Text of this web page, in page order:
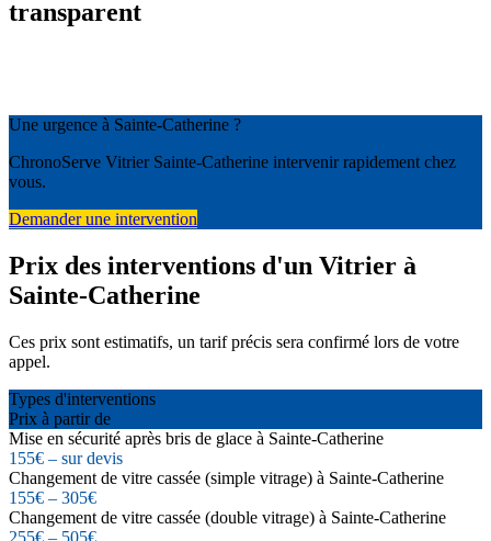
transparent
Une urgence à Sainte-Catherine ?
ChronoServe Vitrier Sainte-Catherine intervenir rapidement chez
vous.
Demander une intervention
Prix des interventions d'un Vitrier à
Sainte-Catherine
Ces prix sont estimatifs, un tarif précis sera confirmé lors de votre
appel.
Types d'interventions
Prix à partir de
Mise en sécurité après bris de glace à Sainte-Catherine
155€ – sur devis
Changement de vitre cassée (simple vitrage) à Sainte-Catherine
155€ – 305€
Changement de vitre cassée (double vitrage) à Sainte-Catherine
255€ – 505€